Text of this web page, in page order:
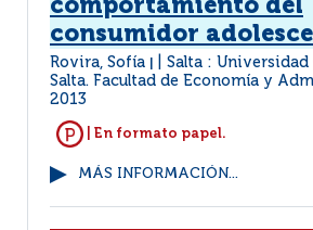
comportamiento del
consumidor
Rovira, Sofía
Salta : Universidad
Salta. Facultad de Economía y
2013
| En formato papel.
MÁS INFORMACIÓN...